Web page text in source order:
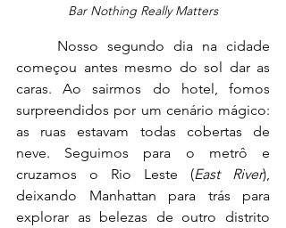
Bar Nothing Really Matters
começou antes mesmo do sol dar as
caras. Ao sairmos do hotel, fomos
surpreendidos por um cenário mágico:
as ruas estavam todas cobertas de
neve. Seguimos para o metrô e
cruzamos o Rio Leste (East River),
deixando Manhattan para trás para
explorar as belezas de outro distrito